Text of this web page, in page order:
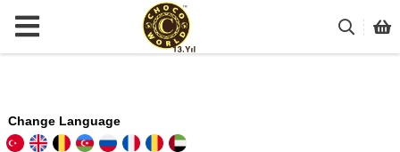
Change Language